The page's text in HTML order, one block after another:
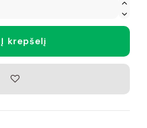
Į krepšelį